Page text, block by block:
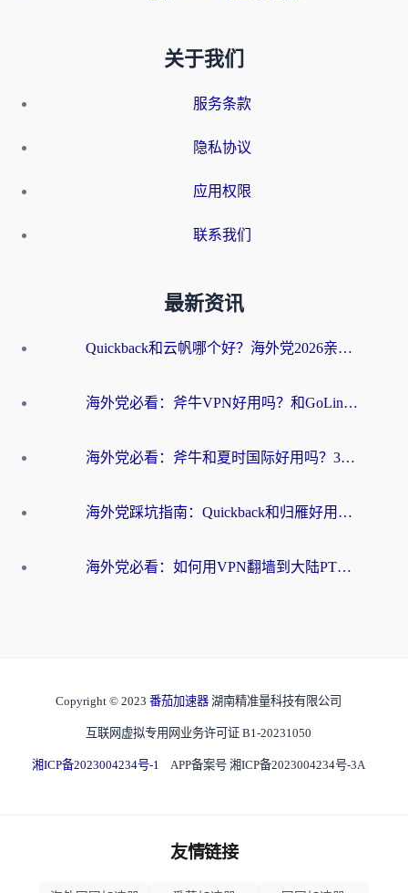
关于我们
服务条款
隐私协议
应用权限
联系我们
最新资讯
Quickback和云帆哪个好？海外党2026亲测指南：选对加速器大陆工具，无缝刷国内剧玩国服
海外党必看：斧牛VPN好用吗？和GoLinkVPN对比哪个回国效果更好？
海外党必看：斧牛和夏时国际好用吗？3步选对回国加速器，无缝刷国内资源
海外党踩坑指南：Quickback和归雁好用吗？选对加速器才能无缝刷国内资源
海外党必看：如何用VPN翻墙到大陆PTT？一篇解决你所有回国加速痛点
Copyright © 2023 番茄加速器 湖南精准量科技有限公司
互联网虚拟专用网业务许可证 B1-20231050
湘ICP备2023004234号-1 APP备案号 湘ICP备2023004234号-3A
友情链接